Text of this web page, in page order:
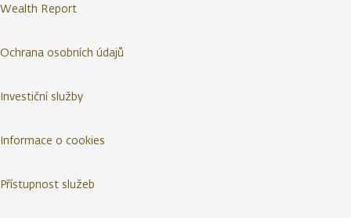
Wealth Report
Ochrana osobních údajů
Investiční služby
Informace o cookies
Přístupnost služeb